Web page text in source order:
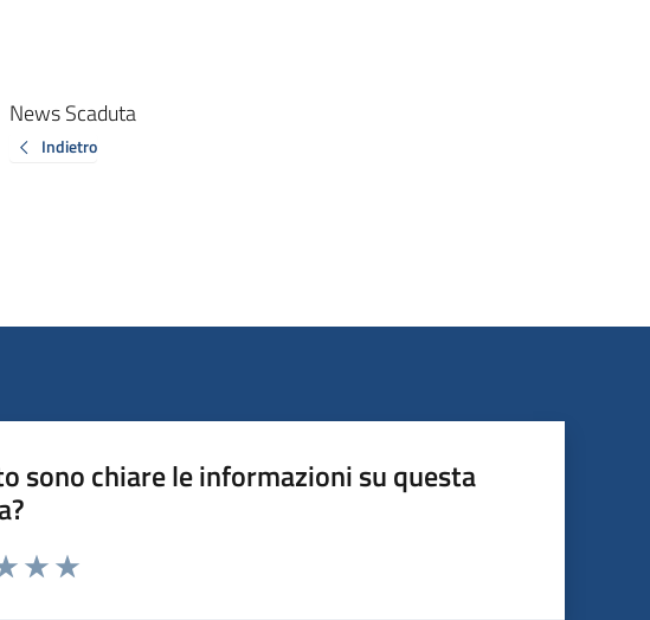
News Scaduta
Indietro
sono chiare le informazioni su questa
a 5 stelle la pagina